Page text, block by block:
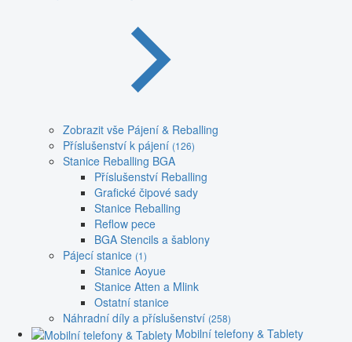
Zobrazit vše Pájení & Reballing
Příslušenství k pájení (126)
Stanice Reballing BGA
Příslušenství Reballing
Grafické čipové sady
Stanice Reballing
Reflow pece
BGA Stencils a šablony
Pájecí stanice (1)
Stanice Aoyue
Stanice Atten a Mlink
Ostatní stanice
Náhradní díly a příslušenství (258)
Mobilní telefony & Tablety